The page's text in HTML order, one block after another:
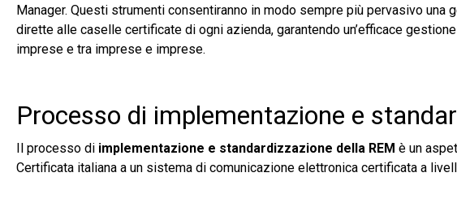
Manager. Questi strumenti consentiranno in modo sempre più pervasivo
dirette alle caselle certificate di ogni azienda, garantendo un’efficace
imprese e tra imprese e imprese.
Processo di implementazione e
Il processo di implementazione e standardizzazione della REM è un
Certificata italiana a un sistema di comunicazione elettronica certificata a